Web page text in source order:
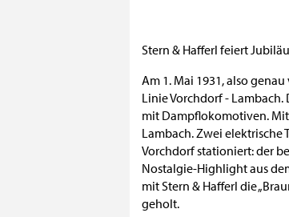
Stern & Hafferl feiert
Am 1. Mai 1931, also
Linie Vorchdorf - Lambach.
mit Dampflokomotiven.
Lambach. Zwei elektrische
Vorchdorf stationiert: der
Nostalgie-Highlight aus
mit Stern & Hafferl die
geholt.